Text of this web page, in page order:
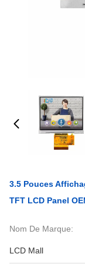
3.5 Pouces
TFT LCD Panel
Nom De Marque:
LCD Mall